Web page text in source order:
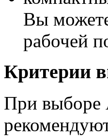
Вы
рабочей
Критерии
При выборе